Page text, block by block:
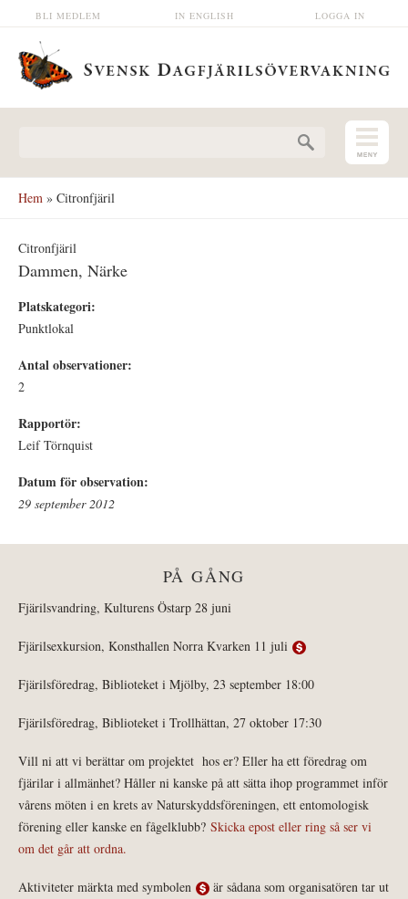
Hoppa till huvudinnehåll LOGGA IN
IN ENGLISH
BLI MEDLEM
Hem » Citronfjäril
Citronfjäril
Dammen, Närke
Platskategori:
Punktlokal
Antal observationer:
2
Rapportör:
Leif Törnquist
Datum för observation:
29 september 2012
PÅ GÅNG
Fjärilsvandring, Kulturens Östarp 28 juni
Fjärilsexkursion, Konsthallen Norra Kvarken 11 juli
Fjärilsföredrag, Biblioteket i Mjölby, 23 september 18:00
Fjärilsföredrag, Biblioteket i Trollhättan, 27 oktober 17:30
Vill ni att vi berättar om projektet hos er? Eller ha ett föredrag om
fjärilar i allmänhet? Håller ni kanske på att sätta ihop programmet inför
vårens möten i en krets av Naturskyddsföreningen, ett entomologisk
förening eller kanske en fågelklubb? Skicka epost eller ring så ser vi
om det går att ordna.
Aktiviteter märkta med symbolen
är sådana som organisatören tar ut